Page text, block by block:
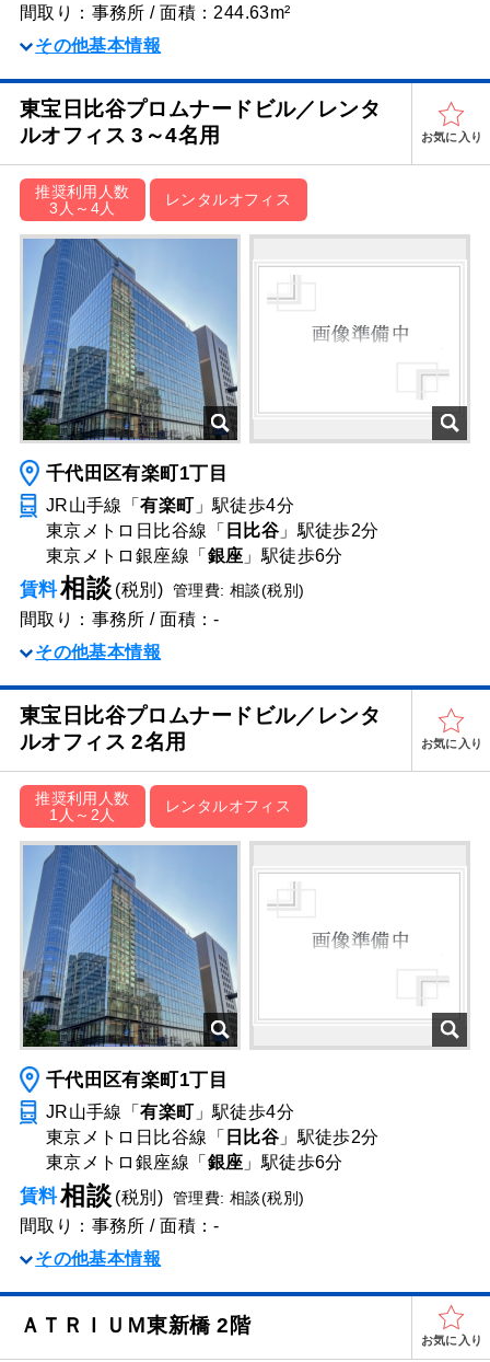
間取り：事務所 / 面積：244.63m²
その他基本情報
東宝日比谷プロムナードビル／レンタ
ルオフィス 3～4名用
お気に入り
推奨利用人数
3人～4人
レンタルオフィス
千代田区有楽町1丁目
JR山手線「有楽町 」駅徒歩4分
東京メトロ日比谷線「 日比谷 」駅徒歩2分
東京メトロ銀座線「 銀座 」駅徒歩6分
賃料相談(税別) 管理費: 相談(税別)
間取り：事務所 / 面積：-
その他基本情報
東宝日比谷プロムナードビル／レンタ
ルオフィス 2名用
お気に入り
推奨利用人数
1人～2人
レンタルオフィス
千代田区有楽町1丁目
JR山手線「有楽町 」駅徒歩4分
東京メトロ日比谷線「 日比谷 」駅徒歩2分
東京メトロ銀座線「 銀座 」駅徒歩6分
賃料相談(税別) 管理費: 相談(税別)
間取り：事務所 / 面積：-
その他基本情報
ＡＴＲＩＵＭ東新橋 2階
お気に入り